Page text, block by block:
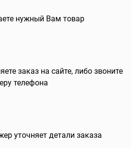
нужный Вам товар
заказ на сайте, либо звоните
телефона
уточняет детали заказа